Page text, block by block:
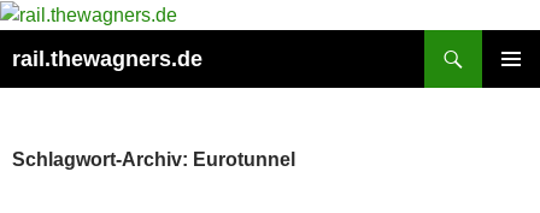
Zum
springen
rail.thewagners.de
Schlagwort-Archiv: Eurotunnel